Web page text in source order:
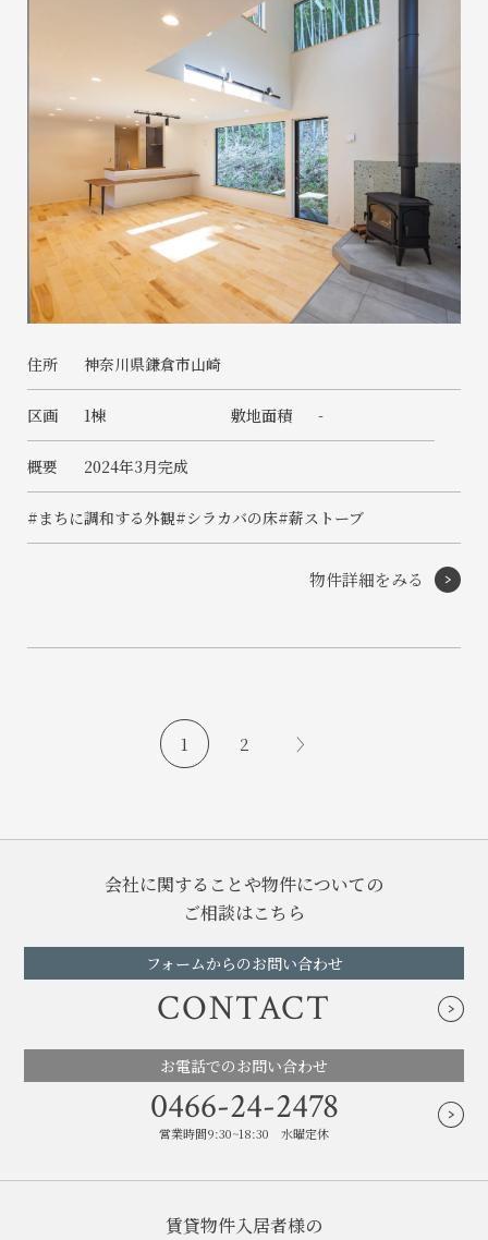
住所 神奈川県鎌倉市山崎
区画 1棟 敷地面積 -
概要 2024年3月完成
#まちに調和する外観#シラカバの床#薪ストーブ
物件詳細をみる
1 2 〉
会社に関することや物件についての
ご相談はこちら
フォームからのお問い合わせ
CONTACT
お電話でのお問い合わせ
0466-24-2478
営業時間9:30~18:30 水曜定休
賃貸物件入居者様の